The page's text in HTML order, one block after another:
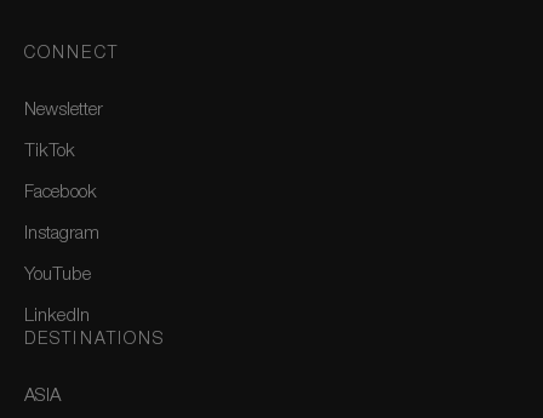
CONNECT
Newsletter
TikTok
Facebook
Instagram
YouTube
LinkedIn
DESTINATIONS
ASIA